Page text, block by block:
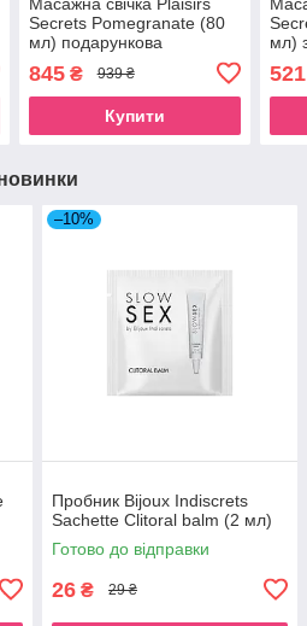
Secrets Pomegranate (80
мл) подарункова
посуд SO1850
845₴ 939 ₴
Купити
мл)
521
–10%
Пробник Bijoux Indiscrets
Sachette Clitoral balm (2 мл)
Готово до відправки
26 ₴ 29 ₴